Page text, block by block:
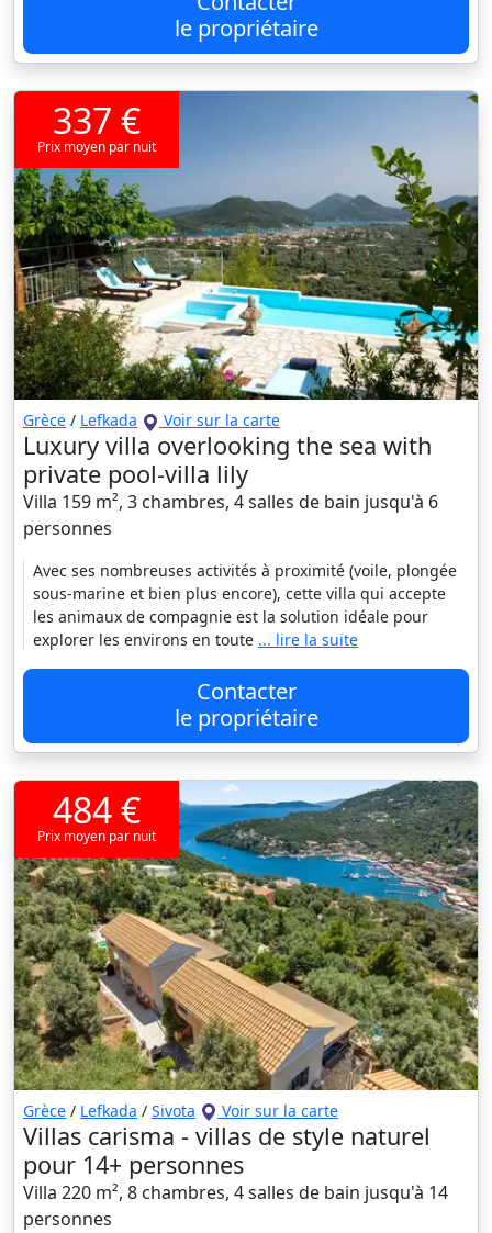
le propriétaire
337 €
Prix moyen par nuit
Grèce / Lefkada Voir sur la carte
Luxury villa overlooking the sea with
private pool-villa lily
Villa 159 m², 3 chambres, 4 salles de bain jusqu'à 6
personnes
Avec ses nombreuses activités à proximité (voile, plongée
sous-marine et bien plus encore), cette villa qui accepte
les animaux de compagnie est la solution idéale pour
explorer les environs en toute ... lire la suite
Contacter
le propriétaire
484 €
Prix moyen par nuit
Grèce / Lefkada / Sivota Voir sur la carte
Villas carisma - villas de style naturel
pour 14+ personnes
Villa 220 m², 8 chambres, 4 salles de bain jusqu'à 14
personnes